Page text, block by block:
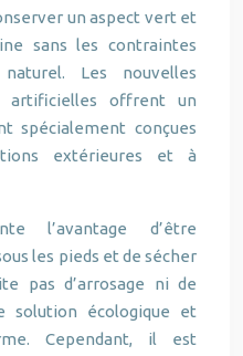
un aspect vert et
sans les contraintes
Les nouvelles
artificielles offrent un
spécialement conçues
extérieures et à
l’avantage d’être
les pieds et de sécher
pas d’arrosage ni de
écologique et
Cependant, il est